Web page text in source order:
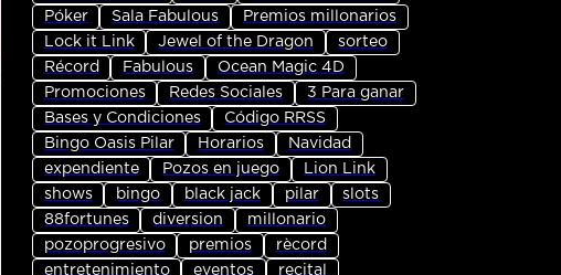
Póker
Sala Fabulous
Premios millonarios
Lock it Link
Jewel of the Dragon
sorteo
Récord
Fabulous
Ocean Magic 4D
Promociones
Redes Sociales
3 Para ganar
Bases y Condiciones
Código RRSS
Bingo Oasis Pilar
Horarios
Navidad
expendiente
Pozos en juego
Lion Link
shows
bingo black jack pilar
slots
88fortunes
diversion
millonario
pozoprogresivo
premios
rècord
entretenimiento
eventos
recital